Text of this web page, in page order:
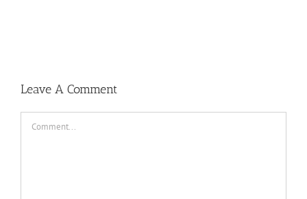
Leave A Comment